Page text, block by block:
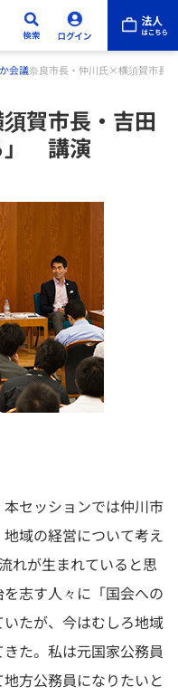
会議奈良市長・仲川氏×横須賀市長
賀市長・吉田
」 講演
本セッションでは仲川市
域の経営について考え
れが生まれていると思
志す人々に「国会への
たが、今はむしろ地域
た。私は元国家公務員
方公務員になりたいと